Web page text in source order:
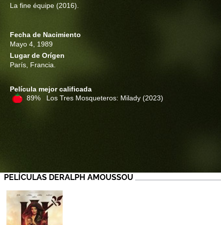
La fine équipe (2016).
Fecha de Nacimiento
Mayo 4, 1989
Lugar de Orígen
París, Francia.
Película mejor calificada
89% Los Tres Mosqueteros: Milady (2023)
PELÍCULAS DERALPH AMOUSSOU